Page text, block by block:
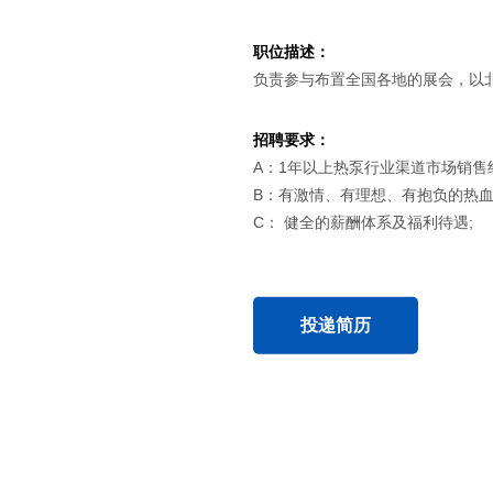
职位描述：
负责参与布置全国各地的展会，以
招聘要求：
A：1年以上热泵行业渠道市场销售
B：有激情、有理想、有抱负的热
C： 健全的薪酬体系及福利待遇;
投递简历